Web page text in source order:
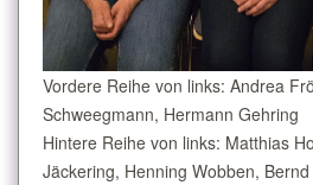
Vordere Reihe von links: Andrea
Schweegmann, Hermann Gehring
Hintere Reihe von links: Matthias
Jäckering, Henning Wobben,